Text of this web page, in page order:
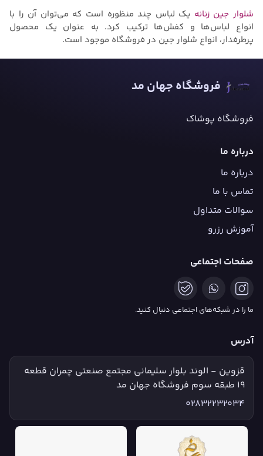
شلوار جین زنانه یک لباس چند منظوره است که می‌توان آن را با
انواع لباس‌ها و کفش‌ها ترکیب کرد. به عنوان یک محصول
پرطرفدار، انواع شلوار جین در فروشگاه‌ موجود است.
فروشگاه جهان مد
فروشگاه پوشاک
درباره ما
درباره ما
تماس با ما
سوالات متداول
آموزش رزرو
صفحات اجتماعی
ما را در شبکه‌های اجتماعی دنبال کنید.
آدرس
قزوین - الوند بلوار سلیمانی مجتمع صنعتی چمران قطعه
۱۹ طبقه سوم فروشگاه جهان مد
02832232034